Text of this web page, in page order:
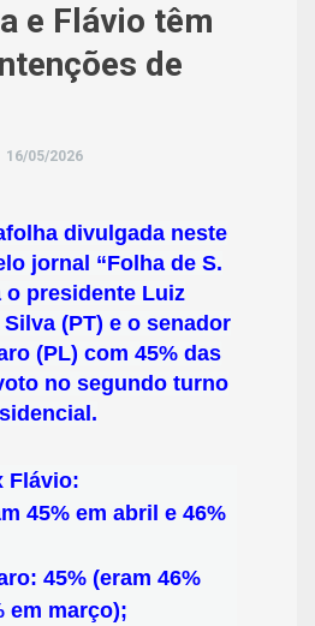
e Flávio têm
de
16/05/2026
divulgada neste
jornal “Folha de S.
o presidente Luiz
(PT) e o senador
(PL) com 45% das
no segundo turno
Flávio:
45% em abril e 46%
45% (eram 46%
em março);